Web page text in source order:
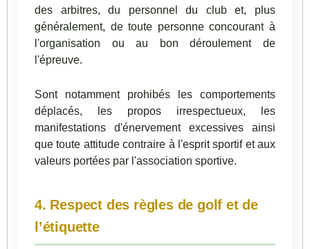
des arbitres, du personnel du club et, plus
généralement, de toute personne concourant à
l'organisation ou au bon déroulement de
l'épreuve.
Sont notamment prohibés les comportements
déplacés, les propos irrespectueux, les
manifestations d'énervement excessives ainsi
que toute attitude contraire à l'esprit sportif et aux
valeurs portées par l'association sportive.
4. Respect des règles de golf et de
l’étiquette